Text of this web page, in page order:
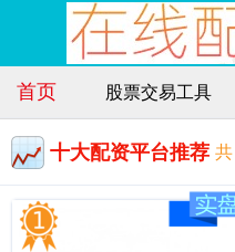
首页 股票交易工具
十大配资平台推荐 共